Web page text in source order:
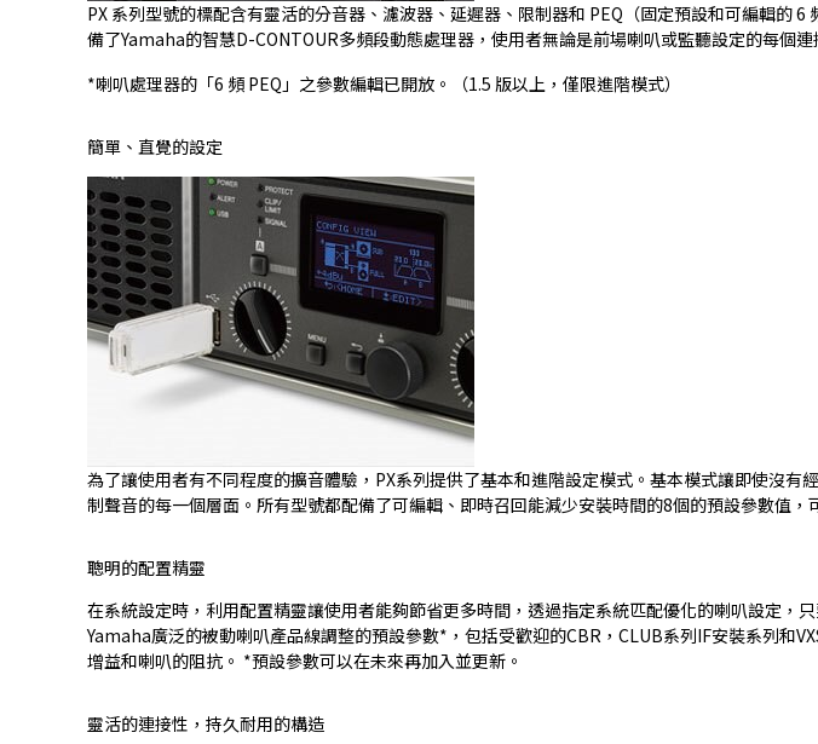
PX 系列型號的標配含有靈活的分音器、濾波器、延遲器、限制器和 PEQ（固定預設和可編輯的
備了Yamaha的智慧D-CONTOUR多頻段動態處理器，使用者無論是前場喇叭或監聽設定的每個
*喇叭處理器的「6 頻 PEQ」之參數編輯已開放。（1.5 版以上，僅限進階模式）
簡單、直覺的設定
為了讓使用者有不同程度的擴音體驗，PX系列提供了基本和進階設定模式。基本模式讓即使沒
制聲音的每一個層面。所有型號都配備了可編輯、即時召回能減少安裝時間的8個的預設參數值，
聰明的配置精靈
在系統設定時，利用配置精靈讓使用者能夠節省更多時間，透過指定系統匹配優化的喇叭設定
Yamaha廣泛的被動喇叭產品線調整的預設參數*，包括受歡迎的CBR，CLUB系列IF安裝系列和
增益和喇叭的阻抗。 *預設參數可以在未來再加入並更新。
靈活的連接性，持久耐用的構造